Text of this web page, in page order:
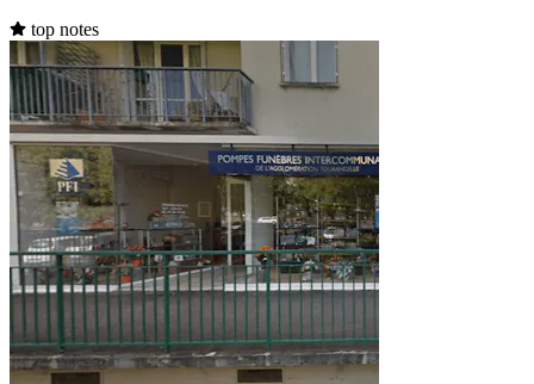
top notes